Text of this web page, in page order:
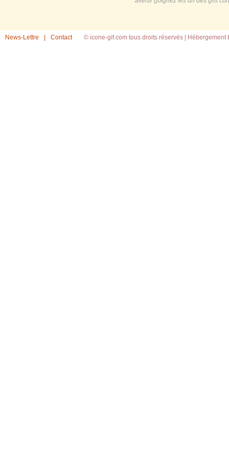
News-Lettre Contact © icone-gif.com tous droits réservés | Hébergement